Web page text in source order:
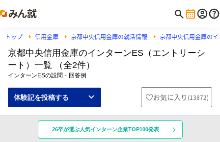
トップ 信用金庫 京都中央信用金庫の就活情報 京都中央信用金庫の
京都中央信用金庫のインターンES（エントリーシ
ート）一覧 （全2件）
インターンESの設問・回答例
体験記を投稿する お気に入り (13872)
26卒が選ぶ人気インターン企業TOP100発表